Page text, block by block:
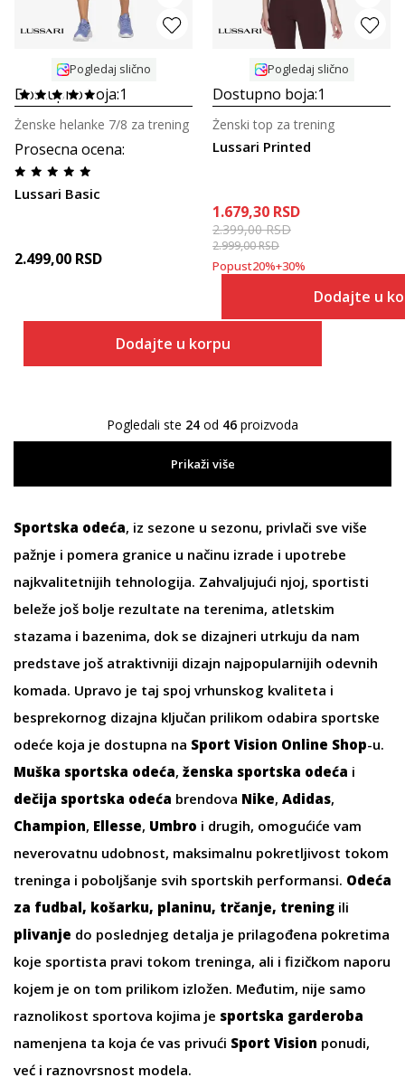
Pogledaj slično
Dostupno boja:1
Prosecna ocena:
Lussari Basic
Ženske helanke 7/8 za trening
2.499,00 RSD
Dodajte u korpu
Pogledaj slično
Dostupno boja:1
Lussari Printed
Ženski top za trening
1.679,30 RSD
2.399,00RSD
2.999,00RSD
Popust20%+30%
Dodajte u
Pogledali ste 24 od 46 proizvoda
Prikaži više
Sportska odeća, iz sezone u sezonu, privlači sve više
pažnje i pomera granice u načinu izrade i upotrebe
najkvalitetnijih tehnologija. Zahvaljujući njoj, sportisti
beleže još bolje rezultate na terenima, atletskim
stazama i bazenima, dok se dizajneri utrkuju da nam
predstave još atraktivniji dizajn najpopularnijih odevnih
komada. Upravo je taj spoj vrhunskog kvaliteta i
besprekornog dizajna ključan prilikom odabira sportske
odeće koja je dostupna na Sport Vision Online Shop-u.
Muška sportska odeća, ženska sportska odeća i
dečija sportska odeća brendova Nike, Adidas,
Champion, Ellesse, Umbro i drugih, omogućiće vam
neverovatnu udobnost, maksimalnu pokretljivost tokom
treninga i poboljšanje svih sportskih performansi. Odeća
za fudbal, košarku, planinu, trčanje, trening ili
plivanje do poslednjeg detalja je prilagođena pokretima
koje sportista pravi tokom treninga, ali i fizičkom naporu
kojem je on tom prilikom izložen. Međutim, nije samo
raznolikost sportova kojima je sportska garderoba
namenjena ta koja će vas privući Sport Vision ponudi,
već i raznovrsnost modela.